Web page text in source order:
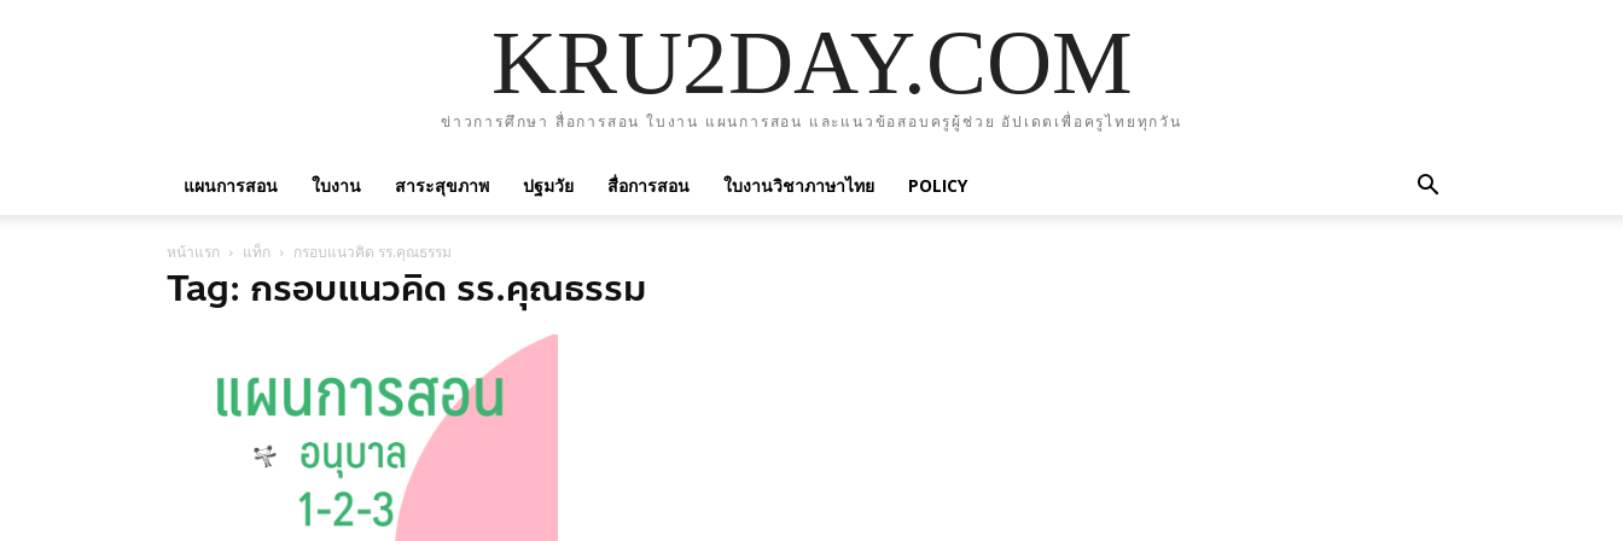
KRU2DAY.COM
ข่าวการศึกษา สื่อการสอน ใบงาน แผนการสอน และแนวข้อสอบครูผู้ช่วย อัปเดตเพื่อครูไทยทุกวัน
แผนการสอน ใบงาน สาระสุขภาพ ปฐมวัย สื่อการสอน ใบงานวิชาภาษาไทย POLICY
หน้าแรก แท็ก กรอบแนวคิด รร.คุณธรรม
Tag: กรอบแนวคิด รร.คุณธรรม